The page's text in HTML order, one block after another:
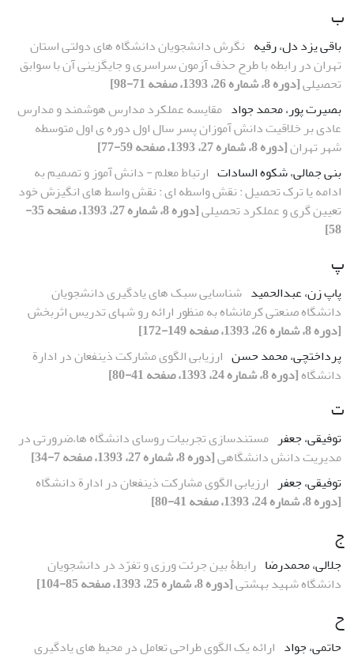
ب
باقی یزد دل، رقیه نگرش دانشجویان دانشگاه های دولتی استان
تهران در رابطه با طرح حذف آزمون سراسری و جایگزینی آن با سوابق
تحصیلی[دوره 8، شماره 26، 1393، صفحه 71-98]
بصیرت پور، محمد جواد مقایسه عملکرد مدارس هوشمند و مدارس
عادی بر خلاقیت دانش آموزان پسر سال اول دوره ی اول متوسطه
شهر تهران[دوره 8، شماره 27، 1393، صفحه 59-77]
بنی جمالی، شکوه السادات ارتباط معلم - دانش آموز و تصمیم به
ادامه یا ترک تحصیل : نقش واسطه ای : نقش واسط های انگیزش خود
تعیین گری و عملکرد تحصیلی
[دوره 8، شماره 27، 1393، صفحه 35-
58]
پ
پاپ زن، عبدالحمید شناسایی سبک های یادگیری دانشجویان
دانشگاه صنعتی کرمانشاه به منظور ارائه رو شهای تدریس اثربخش
[دوره 8، شماره 26، 1393، صفحه 149-172]
پرداختچی، محمد حسن ارزیابی الگوی مشارکت ذینفعان در ادارة
دانشگاه[دوره 8، شماره 24، 1393، صفحه 41-80]
ت
توفیقی، جعفر مستندسازی تجربیات روسای دانشگاه ها،ضرورتی در
مدیریت دانش دانشگاهی[دوره 8، شماره 27، 1393، صفحه 7-34]
توفیقی، جعفر ارزیابی الگوی مشارکت ذینفعان در ادارة دانشگاه
[دوره 8، شماره 24، 1393، صفحه 41-80]
ج
جلالی، محمدرضا رابطۀ بین جرئت ورزی و تفرّد در دانشجویان
دانشگاه شهید بهشتی[دوره 8، شماره 25، 1393، صفحه 85-104]
ح
حاتمی، جواد ارائه یک الگوی طراحی تعامل در محیط های یادگیری